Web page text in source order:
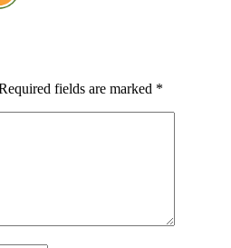
fields are marked *